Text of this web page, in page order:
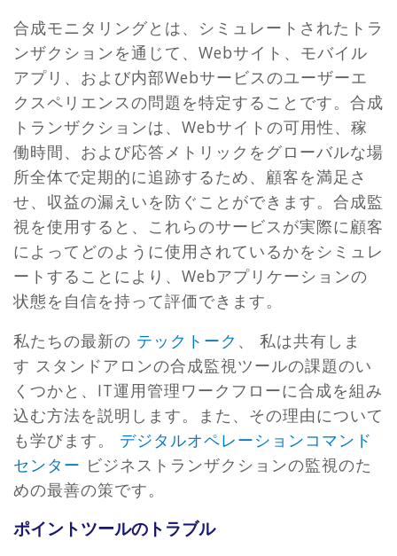
合成モニタリングとは、シミュレートされたトラ
ンザクションを通じて、Webサイト、モバイル
アプリ、および内部Webサービスのユーザーエ
クスペリエンスの問題を特定することです。合成
トランザクションは、Webサイトの可用性、稼
働時間、および応答メトリックをグローバルな場
所全体で定期的に追跡するため、顧客を満足さ
せ、収益の漏えいを防ぐことができます。合成監
視を使用すると、これらのサービスが実際に顧客
によってどのように使用されているかをシミュレ
ートすることにより、Webアプリケーションの
状態を自信を持って評価できます。
私たちの最新の テックトーク 、 私は共有しま
す スタンドアロンの合成監視ツールの課題のい
くつかと、IT運用管理ワークフローに合成を組み
込む方法を説明します。また、その理由について
も学びます。
デジタルオペレーションコマンド
センター ビジネストランザクションの監視のた
めの最善の策です。
ポイントツールのトラブル